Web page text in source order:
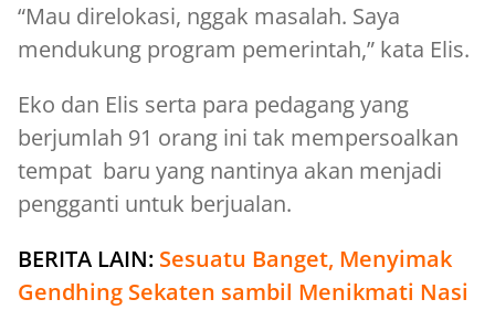
“Mau direlokasi, nggak masalah. Saya
mendukung program pemerintah,” kata Elis.
Eko dan Elis serta para pedagang yang
berjumlah 91 orang ini tak mempersoalkan
tempat baru yang nantinya akan menjadi
pengganti untuk berjualan.
BERITA LAIN: Sesuatu Banget, Menyimak
Gendhing Sekaten sambil Menikmati Nasi